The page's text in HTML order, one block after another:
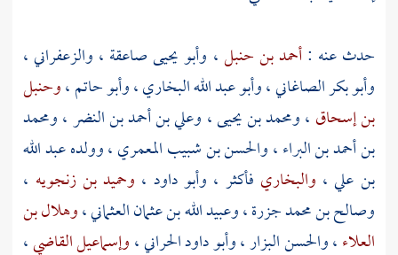
حدث عنه :أحمد بن حنبل، وأبو يحيى صاعقة ، والزعفراني،
وأبو بكر الصاغاني،وأبو عبد الله البخاري،وأبو حاتم،وحنبل
بن إسحاق ،ومحمد بن يحيى، وعلي بن أحمد بن النضر،ومحمد
بن أحمد بن البراء،والحسن بن شبيب المعمري، وولدهعبد الله
بن علي ، والبخاري فأكثر ، وأبو داود ، وحميد بن زنجويه ،
وصالح بن محمد جزرة،وعبيد الله بن عثمان العثماني،وهلال بن
العلاء،والحسن البزار،وأبو داود الحراني،وإسماعيل القاضي،